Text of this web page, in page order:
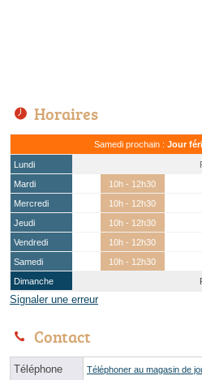
Horaires
Samedi prochain : Jour
Lundi
Mardi
10h - 12h30
Mercredi
10h - 12h30
Jeudi
10h - 12h30
Vendredi
10h - 12h30
Samedi
10h - 12h30
Dimanche
Signaler une erreur
Contact
Téléphone Téléphoner au magasin de